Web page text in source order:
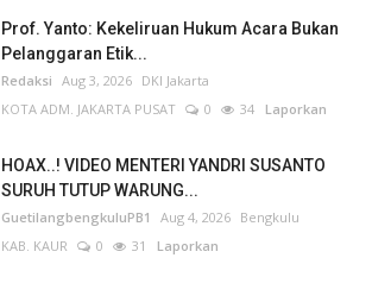
Prof. Yanto: Kekeliruan Hukum Acara Bukan
Pelanggaran Etik...
Redaksi Aug 3, 2026 DKI Jakarta
KOTA ADM. JAKARTA PUSAT
0 34 Laporkan
HOAX..! VIDEO MENTERI YANDRI SUSANTO
SURUH TUTUP WARUNG...
GuetilangbengkuluPB1 Aug 4, 2026 Bengkulu
KAB. KAUR
0 31 Laporkan